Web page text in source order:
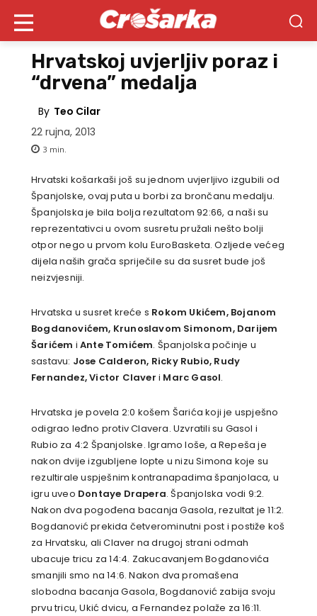
Hrvatskoj uvjerljiv poraz i
“drvena” medalja
By Teo Cilar
22 rujna, 2013
3 min.
Hrvatski košarkaši još su jednom uvjerljivo izgubili od
Španjolske, ovaj puta u borbi za brončanu medalju.
Španjolska je bila bolja rezultatom 92:66, a naši su
reprezentativci u ovom susretu pružali nešto bolji
otpor nego u prvom kolu EuroBasketa. Ozljede većeg
dijela naših grača spriječile su da susret bude još
neizvjesniji.
Hrvatska u susret kreće s Rokom Ukićem, Bojanom
Bogdanovićem, Krunoslavom Simonom, Darijem
Šarićem iAnte Tomićem. Španjolska počinje u
sastavu: Jose Calderon, Ricky Rubio, Rudy
Fernandez, Victor Claver i Marc Gasol.
Hrvatska je povela 2:0 košem Šarića koji je uspješno
odigrao leđno protiv Clavera. Uzvratili su Gasol i
Rubio za 4:2 Španjolske. Igramo loše, a Repeša je
nakon dvije izgubljene lopte u nizu Simona koje su
rezultirale uspješnim kontranapadima španjolaca, u
igru uveo Dontaye Drapera. Španjolska vodi 9:2.
Nakon dva pogođena bacanja Gasola, rezultat je 11:2.
Bogdanović prekida četverominutni post i postiže koš
za Hrvatsku, ali Claver na drugoj strani odmah
ubacuje tricu za 14:4. Zakucavanjem Bogdanovića
smanjili smo na 14:6. Nakon dva promašena
slobodna bacanja Gasola, Bogdanović zabija svoju
prvu tricu, Ukić dvicu, a Fernandez polaže za 16:11.